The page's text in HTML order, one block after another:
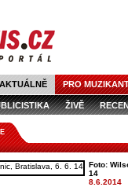
AKTUÁLNĚ PRO
ŽIVĚ
Foto:
14
8.6.2014